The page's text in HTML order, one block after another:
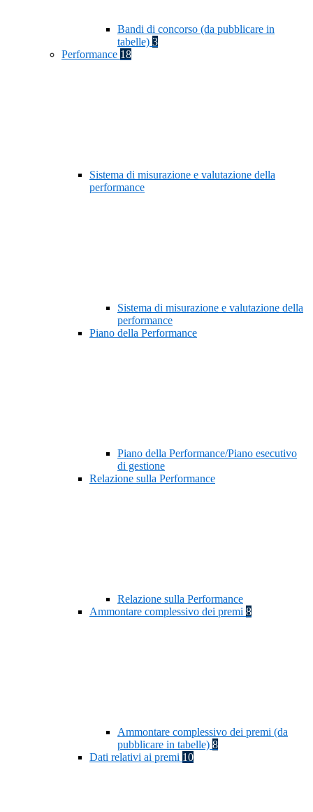
Bandi di concorso (da pubblicare in
tabelle) 3
Performance 18
Sistema di misurazione e valutazione della
performance
Sistema di misurazione e valutazione della
performance
Piano della Performance
Piano della Performance/Piano esecutivo
di gestione
Relazione sulla Performance
Relazione sulla Performance
Ammontare complessivo dei premi 8
Ammontare complessivo dei premi (da
pubblicare in tabelle) 8
Dati relativi ai premi 10